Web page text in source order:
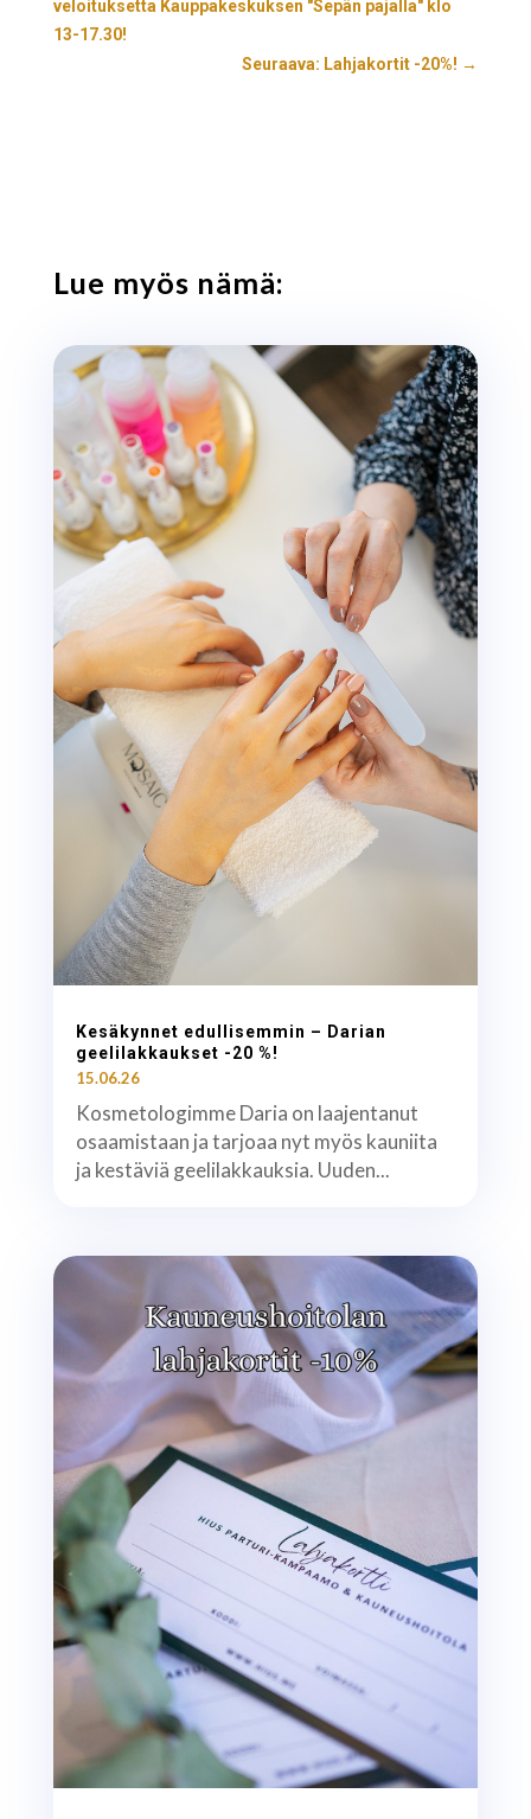
veloituksetta Kauppakeskuksen "Sepän pajalla" klo
13-17.30!
Seuraava: Lahjakortit -20%! →
Lue myös nämä:
Kesäkynnet edullisemmin – Darian
geelilakkaukset -20 %!
15.06.26
Kosmetologimme Daria on laajentanut
osaamistaan ja tarjoaa nyt myös kauniita
ja kestäviä geelilakkauksia. Uuden...